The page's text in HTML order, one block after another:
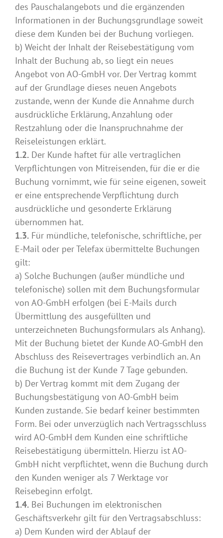
des Pauschalangebots und die ergänzenden
Informationen in der Buchungsgrundlage soweit
diese dem Kunden bei der Buchung vorliegen.
b) Weicht der Inhalt der Reisebestätigung vom
Inhalt der Buchung ab, so liegt ein neues
Angebot von AO-GmbH vor. Der Vertrag kommt
auf der Grundlage dieses neuen Angebots
zustande, wenn der Kunde die Annahme durch
ausdrückliche Erklärung, Anzahlung oder
Restzahlung oder die Inanspruchnahme der
Reiseleistungen erklärt.
1.2. Der Kunde haftet für alle vertraglichen
Verpflichtungen von Mitreisenden, für die er die
Buchung vornimmt, wie für seine eigenen, soweit
er eine entsprechende Verpflichtung durch
ausdrückliche und gesonderte Erklärung
übernommen hat.
1.3. Für mündliche, telefonische, schriftliche, per
E-Mail oder per Telefax übermittelte Buchungen
gilt:
a) Solche Buchungen (außer mündliche und
telefonische) sollen mit dem Buchungsformular
von AO-GmbH erfolgen (bei E-Mails durch
Übermittlung des ausgefüllten und
unterzeichneten Buchungsformulars als Anhang).
Mit der Buchung bietet der Kunde AO-GmbH den
Abschluss des Reisevertrages verbindlich an. An
die Buchung ist der Kunde 7 Tage gebunden.
b) Der Vertrag kommt mit dem Zugang der
Buchungsbestätigung von AO-GmbH beim
Kunden zustande. Sie bedarf keiner bestimmten
Form. Bei oder unverzüglich nach Vertragsschluss
wird AO-GmbH dem Kunden eine schriftliche
Reisebestätigung übermitteln. Hierzu ist AO-
GmbH nicht verpflichtet, wenn die Buchung durch
den Kunden weniger als 7 Werktage vor
Reisebeginn erfolgt.
1.4. Bei Buchungen im elektronischen
Geschäftsverkehr gilt für den Vertragsabschluss:
a) Dem Kunden wird der Ablauf der